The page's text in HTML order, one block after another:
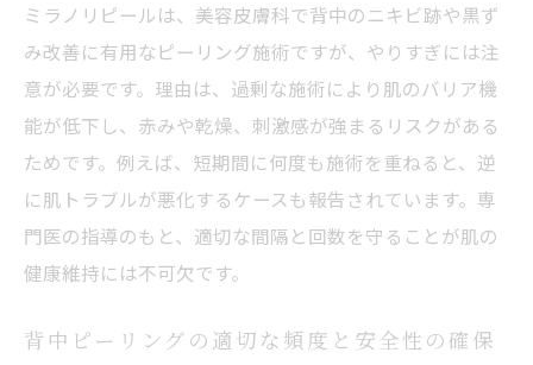
ミラノリピールは、美容皮膚科で背中のニキビ跡や黒ず
み改善に有用なピーリング施術ですが、やりすぎには注
意が必要です。理由は、過剰な施術により肌のバリア機
能が低下し、赤みや乾燥、刺激感が強まるリスクがある
ためです。例えば、短期間に何度も施術を重ねると、逆
に肌トラブルが悪化するケースも報告されています。専
門医の指導のもと、適切な間隔と回数を守ることが肌の
健康維持には不可欠です。
背中ピーリングの適切な頻度と安全性の確保